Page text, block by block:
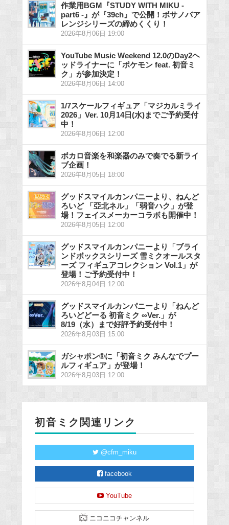
作業用BGM『STUDY WITH MIKU -
part6 -』が『39ch』で公開！ボサノバア
レンジシリーズの締めくくり！
2026年8月06日 19:00
YouTube Music Weekend 12.0のDay2ヘ
ッドライナーに「ポケモン feat. 初音ミ
ク」が参加決定！
2026年8月06日 14:00
1/7スケールフィギュア「マジカルミライ
2026」Ver. 10月14日(水)までご予約受付
中！
2026年8月06日 12:00
ボカロ音楽を和楽器のみで奏でる新ライ
ブ企画！
2026年8月05日 18:00
グッドスマイルカンパニーより、ねんど
ろいど 「亞北ネル」「弱音ハク」が登
場！フェイスメーカーコラボも開催中！
2026年8月05日 12:00
グッドスマイルカンパニーより「ブライ
ンドボックスシリーズ 雪ミクオールスタ
ーズ フィギュアコレクション Vol.1」が
登場！ご予約受付中！
2026年8月04日 12:00
グッドスマイルカンパニーより「ねんど
ろいどどーる 初音ミク ∞Ver.」が
8/19（水）まで好評予約受付中！
2026年8月03日 15:00
ガシャポン®に「初音ミク みんなでプー
ルフィギュア」が登場！
2026年8月03日 12:00
初音ミク関連リンク
@cfm_miku
facebook
YouTube
ニコニコチャンネル